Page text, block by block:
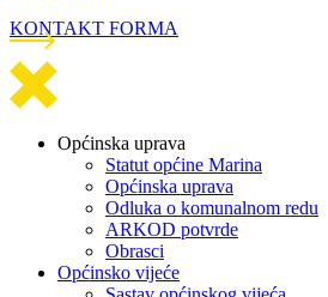
KONTAKT FORMA
Općinska uprava
Statut općine Marina
Općinska uprava
Odluka o komunalnom redu
ARKOD potvrde
Obrasci
Općinsko vijeće